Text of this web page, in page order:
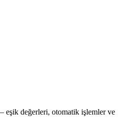
eşik değerleri, otomatik işlemler ve